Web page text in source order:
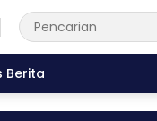
Berita